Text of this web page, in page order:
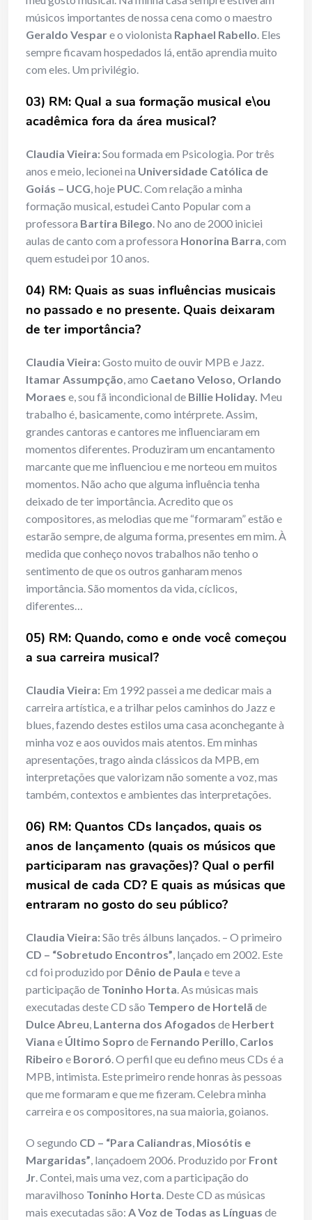
músicos importantes de nossa cena como o maestro
Geraldo Vespare o violonista Raphael Rabello. Eles
sempre ficavam hospedados lá, então aprendia muito
com eles. Um privilégio.
03) RM: Qual a sua formação musical e\ou
acadêmica fora da área musical?
Claudia Vieira:Sou formada em Psicologia. Por três
anos e meio, lecionei na Universidade Católica de
Goiás – UCG, hoje PUC. Com relação a minha
formação musical, estudei Canto Popular com a
professora Bartira Bilego. No ano de 2000 iniciei
aulas de canto com a professora Honorina Barra, com
quem estudei por 10 anos.
04) RM: Quais as suas influências musicais
no passado e no presente. Quais deixaram
de ter importância?
Claudia Vieira:Gosto muito de ouvir MPB e Jazz.
Itamar Assumpção, amo Caetano Veloso, Orlando
Moraes e, sou fã incondicional de Billie Holiday. Meu
trabalho é, basicamente, como intérprete. Assim,
grandes cantoras e cantores me influenciaram em
momentos diferentes. Produziram um encantamento
marcante que me influenciou e me norteou em muitos
momentos. Não acho que alguma influência tenha
deixado de ter importância. Acredito que os
compositores, as melodias que me “formaram” estão e
estarão sempre, de alguma forma, presentes em mim. À
medida que conheço novos trabalhos não tenho o
sentimento de que os outros ganharam menos
importância. São momentos da vida, cíclicos,
diferentes…
05) RM: Quando, como e onde você começou
a sua carreira musical?
Claudia Vieira: Em 1992 passei a me dedicar mais a
carreira artística, e a trilhar pelos caminhos do Jazz e
blues, fazendo destes estilos uma casa aconchegante à
minha voz e aos ouvidos mais atentos. Em minhas
apresentações, trago ainda clássicos da MPB, em
interpretações que valorizam não somente a voz, mas
também, contextos e ambientes das interpretações.
06) RM: Quantos CDs lançados, quais os
anos de lançamento (quais os músicos que
participaram nas gravações)? Qual o perfil
musical de cada CD? E quais as músicas que
entraram no gosto do seu público?
Claudia Vieira:São três álbuns lançados. – O primeiro
CD – “Sobretudo Encontros”, lançado em 2002. Este
cd foi produzido por Dênio de Paula e teve a
participação de Toninho Horta. As músicas mais
executadas deste CD são Tempero de Hortelã de
Dulce Abreu, Lanterna dos Afogados de Herbert
Viana e Último Sopro de Fernando Perillo, Carlos
Ribeiro e Bororó. O perfil que eu defino meus CDs é a
MPB, intimista. Este primeiro rende honras às pessoas
que me formaram e que me fizeram. Celebra minha
carreira e os compositores, na sua maioria, goianos.
O segundo CD – “Para Caliandras, Miosótis e
Margaridas”, lançadoem 2006. Produzido por Front
Jr. Contei, mais uma vez, com a participação do
maravilhoso Toninho Horta. Deste CD as músicas
mais executadas são: A Voz de Todas as Línguas de